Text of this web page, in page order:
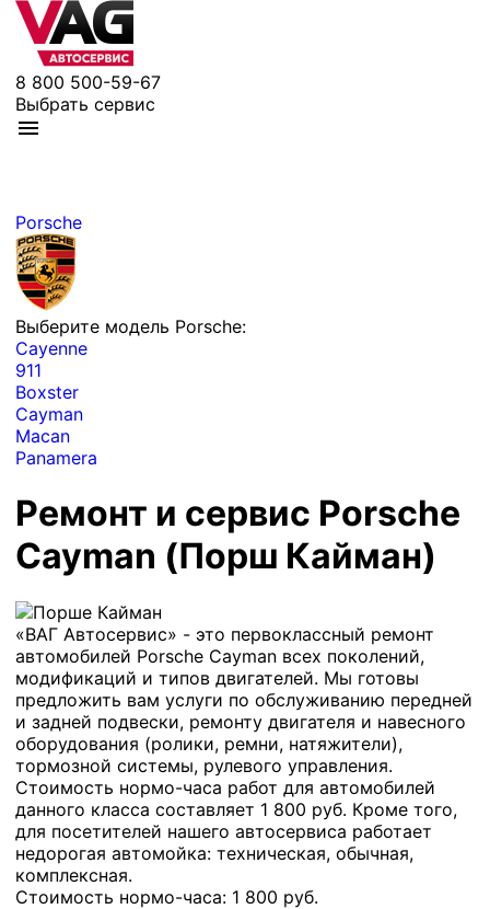
8 800 500-59-67
Выбрать сервис
Porsche
Выберите модель Porsche:
Cayenne
911
Boxster
Cayman
Macan
Panamera
Ремонт и сервис Porsche
Cayman (Порш Кайман)
«ВАГ Автосервис» - это первоклассный ремонт
автомобилей Porsche Cayman всех поколений,
модификаций и типов двигателей. Мы готовы
предложить вам услуги по обслуживанию передней
и задней подвески, ремонту двигателя и навесного
оборудования (ролики, ремни, натяжители),
тормозной системы, рулевого управления.
Стоимость нормо-часа работ для автомобилей
данного класса составляет 1 800 руб. Кроме того,
для посетителей нашего автосервиса работает
недорогая автомойка: техническая, обычная,
комплексная.
Стоимость нормо-часа: 1 800 руб.